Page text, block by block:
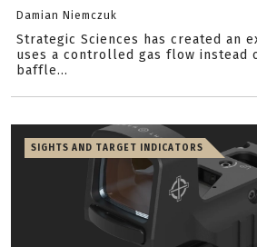
Damian Niemczuk
Strategic Sciences has created an
uses a controlled gas flow instead
baffle...
SIGHTS AND TARGET INDICATORS